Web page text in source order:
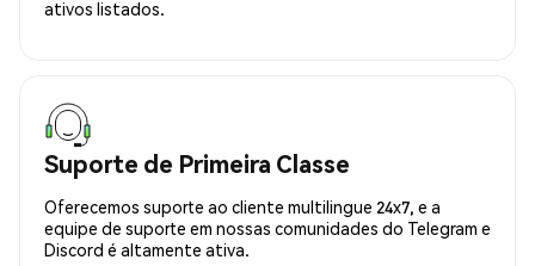
ativos listados.
Suporte de Primeira Classe
Oferecemos suporte ao cliente multilingue 24x7, e a
equipe de suporte em nossas comunidades do Telegram e
Discord é altamente ativa.